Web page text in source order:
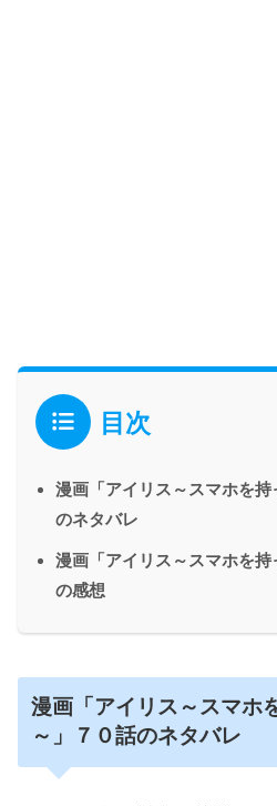
目次
漫画「アイリス～スマホを
のネタバレ
漫画「アイリス～スマホを
の感想
漫画「アイリス～スマホ
～」７０話のネタバレ